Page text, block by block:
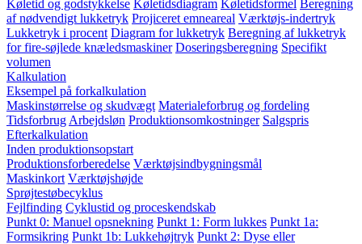
Køletid og godstykkelse Køletidsdiagram Køletidsformel Beregning
af nødvendigt lukketryk Projiceret emneareal Værktøjs-indertryk
Lukketryk i procent Diagram for lukketryk Beregning af lukketryk
for fire-søjlede knæledsmaskiner Doseringsberegning Specifikt
volumen
Kalkulation
Eksempel på forkalkulation
Maskinstørrelse og skudvægt Materialeforbrug og fordeling
Tidsforbrug Arbejdsløn Produktionsomkostninger Salgspris
Efterkalkulation
Inden produktionsopstart
Produktionsforberedelse Værktøjsindbygningsmål
Maskinkort Værktøjshøjde
Sprøjtestøbecyklus
Fejlfinding Cyklustid og proceskendskab
Punkt 0: Manuel opsnekning Punkt 1: Form lukkes Punkt 1a:
Formsikring Punkt 1b: Lukkehøjtryk Punkt 2: Dyse eller